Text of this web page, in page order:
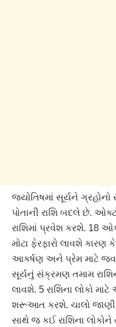
જ્યોતિષમાં સૂર્યને
પોતાની રાશિ બદલે છે.
રાશિમાં પ્રવેશ કરશે. 18
મોટા ફેરફારો લાવશે કારણ
આકર્ષણ અને પ્રેમ માટે
સૂર્યનું સંક્રમણ તમામ
લાવશે. 5 રાશિના લોકો
શરૂઆત કરશે. ચાલો
સાથે જ કઈ રાશિના